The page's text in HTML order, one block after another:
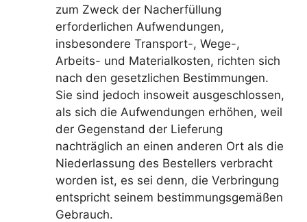
zum Zweck der Nacherfüllung
erforderlichen Aufwendungen,
insbesondere Transport-, Wege-,
Arbeits- und Materialkosten, richten sich
nach den gesetzlichen Bestimmungen.
Sie sind jedoch insoweit ausgeschlossen,
als sich die Aufwendungen erhöhen, weil
der Gegenstand der Lieferung
nachträglich an einen anderen Ort als die
Niederlassung des Bestellers verbracht
worden ist, es sei denn, die Verbringung
entspricht seinem bestimmungsgemäßen
Gebrauch.